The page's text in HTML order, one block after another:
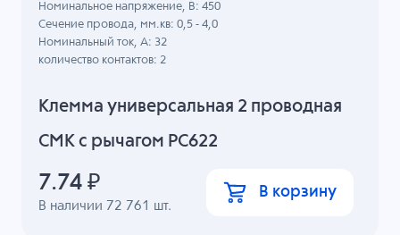
Клемма универсальная 2 проводная
СМК с рычагом PC622
В наличии 72 761 шт.
Номинальное напряжение, B: 450
Сечение провода, мм.кв: 0,5 - 4,0
Номинальный ток, А: 32
количество контактов: 2
7.74 ₽ В корзину